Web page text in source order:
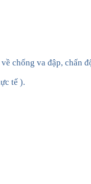
chống va đập, chấn
tế ).